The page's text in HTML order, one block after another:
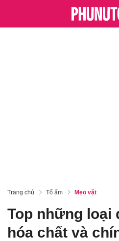
Trang chủ Tổ ấm Mẹo vặt
Top những loại
hóa chất và